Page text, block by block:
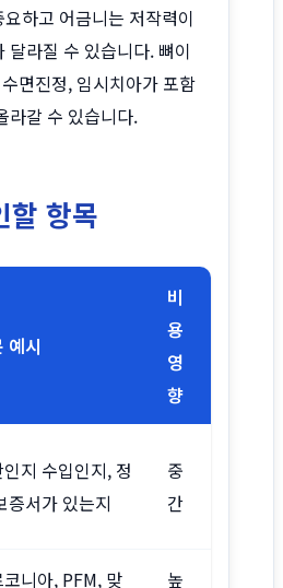
하고 어금니는 저작력이
달라질 수 있습니다. 뼈이
면진정, 임시치아가 포함
라갈 수 있습니다.
할 항목
예시
비
용
영
향
지 수입인지, 정
증서가 있는지
중
간
코니아, PFM, 맞 높